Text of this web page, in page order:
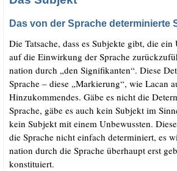
Das von der Sprache determinierte
Die Tat­sa­che, dass es Sub­jek­te gibt, die ein
auf die Ein­wir­kung der Spra­che
na­ti­on durch „den Signi­fi­kan­ten“. Die­se
Spra­che – die­se „Mar­kie­rung“, wie Lacan
Hin­zu­kom­men­des. Gäbe es nicht die
Spra­che, gäbe es auch kein Sub­jekt im
kein Sub­jekt mit einem Unbe­wuss­ten.
die Spra­che nicht ein­fach deter­mi­niert, es
na­ti­on durch die Spra­che über­haupt erst
konstituiert.